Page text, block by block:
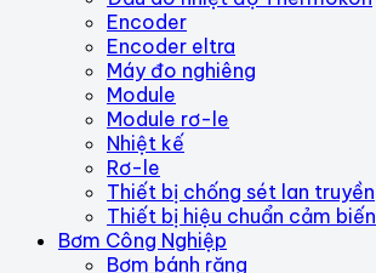
Encoder
Encoder eltra
Máy đo nghiêng
Module
Module rơ-le
Nhiệt kế
Rơ-le
Thiết bị chống sét lan truyền
Thiết bị hiệu chuẩn cảm biến
Bơm Công Nghiệp
Bơm bánh răng